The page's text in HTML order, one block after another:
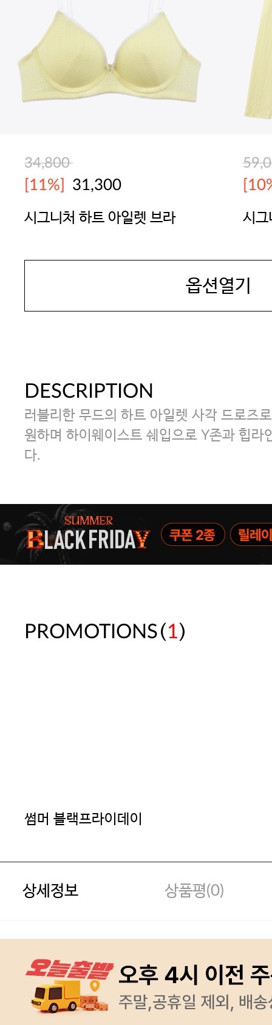
34,800
[11%] 31,300
시그니처 하트 아일렛 브라
시그
옵션열기
DESCRIPTION
러블리한 무드의 하트 아일렛 사각 드로즈
원하며 하이웨이스트 쉐입으로 Y존과 힙라
다.
PROMOTIONS(1)
썸머 블랙프라이데이
상세정보 상품평(0)